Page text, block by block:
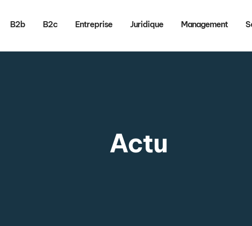
B2b B2c Entreprise Juridique Management
Actu